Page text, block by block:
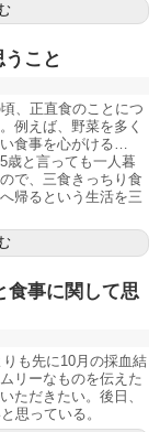
こと
、正直食のことにつ
例えば、野菜を多く
食事を心がける…
歳と言っても一人暮
で、三食きっちり食
帰るという生活を三
食事に関して思
も先に10月の採血結
リーなものを伝えた
ただきたい。後日、
思っている。